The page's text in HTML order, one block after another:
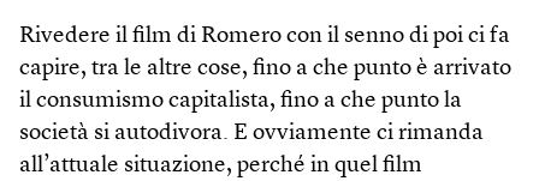
Rivedere il film di Romero con il senno di poi ci fa
capire, tra le altre cose, fino a che punto è arrivato
il consumismo capitalista, fino a che punto la
società si autodivora. E ovviamente ci rimanda
all’attuale situazione, perché in quel film